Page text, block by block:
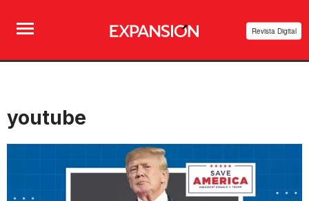
Revista Digital
youtube